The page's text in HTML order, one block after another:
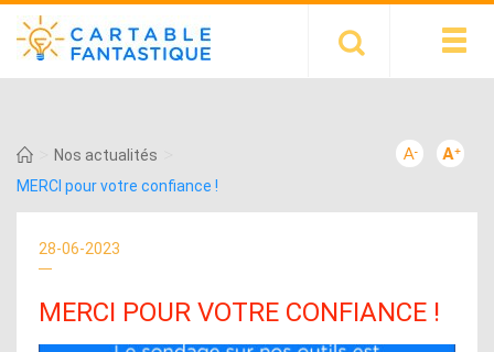
Nos actualités
MERCI pour votre confiance !
28-06-2023
MERCI POUR VOTRE CONFIANCE !